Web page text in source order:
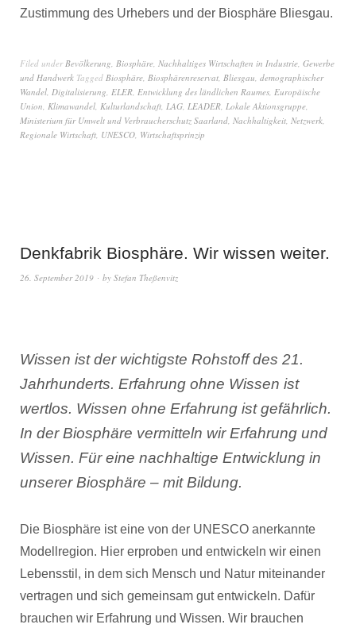
Zustimmung des Urhebers und der Biosphäre Bliesgau.
Filed underBevölkerung, Biosphäre, Nachhaltiges Wirtschaften in Industrie, Gewerbe
und Handwerk Tagged Biosphäre, Biosphärenreservat, Bliesgau, demographischer
Wandel, Digitalisierung, ELER, Entwicklung des ländlichen Raumes, Europäische
Union, Klimawandel, Kulturlandschaft, LAG, LEADER, Lokale Aktionsgruppe,
Ministerium für Umwelt und Verbraucherschutz Saarland, Nachhaltigkeit, Netzwerk,
Regionale Wirtschaft, UNESCO, Wirtschaftsprinzip
Denkfabrik Biosphäre. Wir wissen weiter.
26. September 2019 by Stefan Theßenvitz
Wissen ist der wichtigste Rohstoff des 21.
Jahrhunderts. Erfahrung ohne Wissen ist
wertlos. Wissen ohne Erfahrung ist gefährlich.
In der Biosphäre vermitteln wir Erfahrung und
Wissen. Für eine nachhaltige Entwicklung in
unserer Biosphäre – mit Bildung.
Die Biosphäre ist eine von der UNESCO anerkannte
Modellregion. Hier erproben und entwickeln wir einen
Lebensstil, in dem sich Mensch und Natur miteinander
vertragen und sich gemeinsam gut entwickeln. Dafür
brauchen wir Erfahrung und Wissen. Wir brauchen